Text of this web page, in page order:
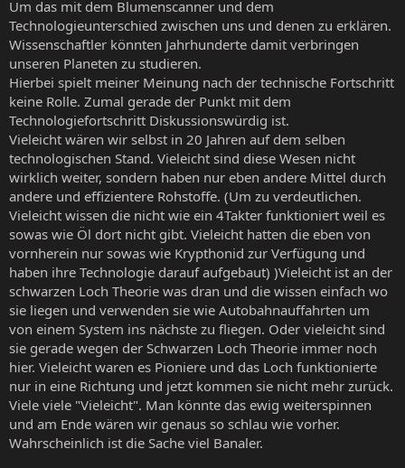
Um das mit dem Blumenscanner und dem
Technologieunterschied zwischen uns und denen zu erklären.
Wissenschaftler könnten Jahrhunderte damit verbringen
unseren Planeten zu studieren.
Hierbei spielt meiner Meinung nach der technische Fortschritt
keine Rolle. Zumal gerade der Punkt mit dem
Technologiefortschritt Diskussionswürdig ist.
Vieleicht wären wir selbst in 20 Jahren auf dem selben
technologischen Stand. Vieleicht sind diese Wesen nicht
wirklich weiter, sondern haben nur eben andere Mittel durch
andere und effizientere Rohstoffe. (Um zu verdeutlichen.
Vieleicht wissen die nicht wie ein 4Takter funktioniert weil es
sowas wie Öl dort nicht gibt. Vieleicht hatten die eben von
vornherein nur sowas wie Krypthonid zur Verfügung und
haben ihre Technologie darauf aufgebaut) )Vieleicht ist an der
schwarzen Loch Theorie was dran und die wissen einfach wo
sie liegen und verwenden sie wie Autobahnauffahrten um
von einem System ins nächste zu fliegen. Oder vieleicht sind
sie gerade wegen der Schwarzen Loch Theorie immer noch
hier. Vieleicht waren es Pioniere und das Loch funktionierte
nur in eine Richtung und jetzt kommen sie nicht mehr zurück.
Viele viele "Vieleicht". Man könnte das ewig weiterspinnen
und am Ende wären wir genaus so schlau wie vorher.
Wahrscheinlich ist die Sache viel Banaler.